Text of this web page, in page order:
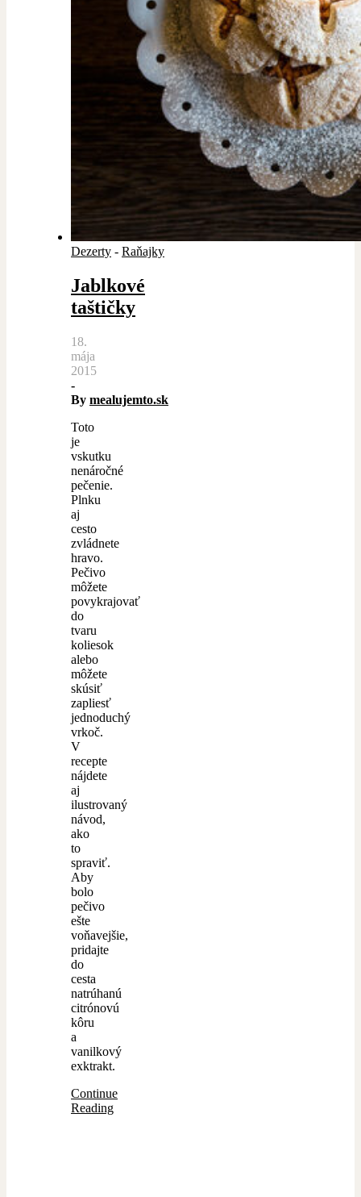
Dezerty - Raňajky
Jablkové
taštičky
18.
mája
2015
-
By mealujemto.sk
Toto
je
vskutku
nenáročné
pečenie.
Plnku
aj
cesto
zvládnete
hravo.
Pečivo
môžete
povykrajovať
do
tvaru
koliesok
alebo
môžete
skúsiť
zapliesť
jednoduchý
vrkoč.
V
recepte
nájdete
aj
ilustrovaný
návod,
ako
to
spraviť.
Aby
bolo
pečivo
ešte
voňavejšie,
pridajte
do
cesta
natrúhanú
citrónovú
kôru
a
vanilkový
exktrakt.
Continue
Reading